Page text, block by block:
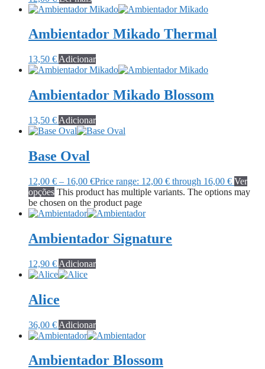
Ambientador Mikado Thermal
13,50 € Adicionar
Ambientador Mikado Blossom
13,50 € Adicionar
Base Oval
12,00 € – 16,00 €Price range: 12,00 € through 16,00 € Ver
opções This product has multiple variants. The options may
be chosen on the product page
Ambientador Signature
12,90 € Adicionar
Alice
36,00 € Adicionar
Ambientador Blossom